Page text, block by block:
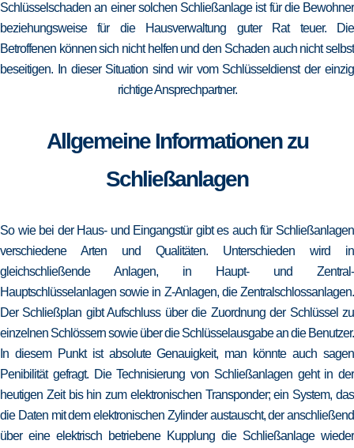
Schlüsselschaden an einer solchen Schließanlage ist für die Bewohner
beziehungsweise für die Hausverwaltung guter Rat teuer. Die
Betroffenen können sich nicht helfen und den Schaden auch nicht selbst
beseitigen. In dieser Situation sind wir vom Schlüsseldienst der einzig
richtige Ansprechpartner.
Allgemeine Informationen zu
Schließanlagen
So wie bei der Haus- und Eingangstür gibt es auch für Schließanlagen
verschiedene Arten und Qualitäten. Unterschieden wird in
gleichschließende Anlagen, in Haupt- und Zentral-
Hauptschlüsselanlagen sowie in Z-Anlagen, die Zentralschlossanlagen.
Der Schließplan gibt Aufschluss über die Zuordnung der Schlüssel zu
einzelnen Schlössern sowie über die Schlüsselausgabe an die Benutzer.
In diesem Punkt ist absolute Genauigkeit, man könnte auch sagen
Penibilität gefragt. Die Technisierung von Schließanlagen geht in der
heutigen Zeit bis hin zum elektronischen Transponder; ein System, das
die Daten mit dem elektronischen Zylinder austauscht, der anschließend
über eine elektrisch betriebene Kupplung die Schließanlage wieder